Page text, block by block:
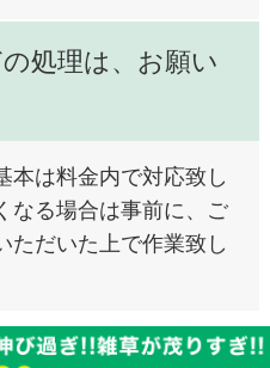
処理は、お願い
本は料金内で対応致し
なる場合は事前に、ご
ただいた上で作業致し